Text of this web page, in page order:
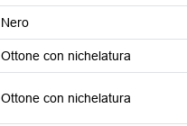
Nero
Ottone con nichelatura
Ottone con nichelatura